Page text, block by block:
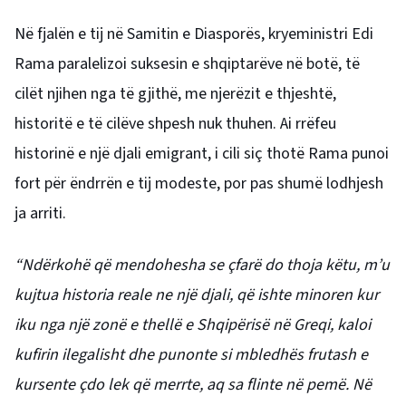
Në fjalën e tij në Samitin e Diasporës, kryeministri Edi
Rama paralelizoi suksesin e shqiptarëve në botë, të
cilët njihen nga të gjithë, me njerëzit e thjeshtë,
historitë e të cilëve shpesh nuk thuhen. Ai rrëfeu
historinë e një djali emigrant, i cili siç thotë Rama punoi
fort për ëndrrën e tij modeste, por pas shumë lodhjesh
ja arriti.
“Ndërkohë që mendohesha se çfarë do thoja këtu, m’u
kujtua historia reale ne një djali, që ishte minoren kur
iku nga një zonë e thellë e Shqipërisë në Greqi, kaloi
kufirin ilegalisht dhe punonte si mbledhës frutash e
kursente çdo lek që merrte, aq sa flinte në pemë. Në